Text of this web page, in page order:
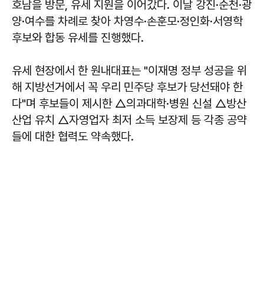
호남을 방문, 유세 지원을 이어갔다. 이날 강진·순천·광
양·여수를 차례로 찾아 차영수·손훈모·정인화·서영학
후보와 합동 유세를 진행했다.
유세 현장에서 한 원내대표는 "이재명 정부 성공을 위
해 지방선거에서 꼭 우리 민주당 후보가 당선돼야 한
다"며 후보들이 제시한 △의과대학·병원 신설 △방산
산업 유치 △자영업자 최저 소득 보장제 등 각종 공약
들에 대한 협력도 약속했다.